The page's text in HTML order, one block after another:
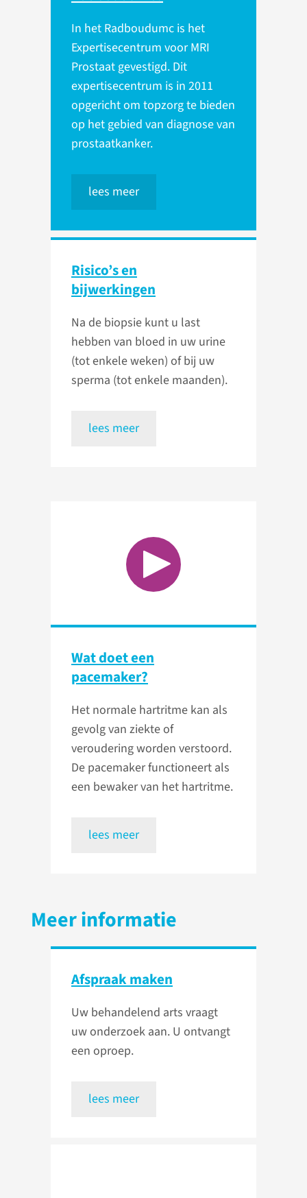
In het Radboudumc is het
Expertisecentrum voor MRI
Prostaat gevestigd. Dit
expertisecentrum is in 2011
opgericht om topzorg te bieden
op het gebied van diagnose van
prostaatkanker.
lees meer
Risico’s en
bijwerkingen
Na de biopsie kunt u last
hebben van bloed in uw urine
(tot enkele weken) of bij uw
sperma (tot enkele maanden).
lees meer
Wat doet een
pacemaker?
Het normale hartritme kan als
gevolg van ziekte of
veroudering worden verstoord.
De pacemaker functioneert als
een bewaker van het hartritme.
lees meer
Meer informatie
Afspraak maken
Uw behandelend arts vraagt
uw onderzoek aan. U ontvangt
een oproep.
lees meer